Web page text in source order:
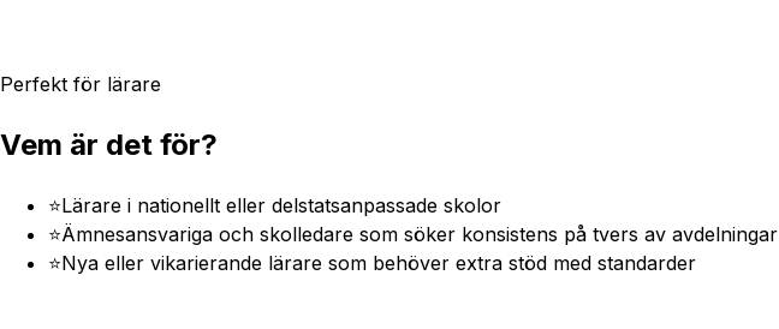
Perfekt för lärare
Vem är det för?
⭐Lärare i nationellt eller delstatsanpassade skolor
⭐Ämnesansvariga och skolledare som söker konsistens på tvers av avdelningar
⭐Nya eller vikarierande lärare som behöver extra stöd med standarder